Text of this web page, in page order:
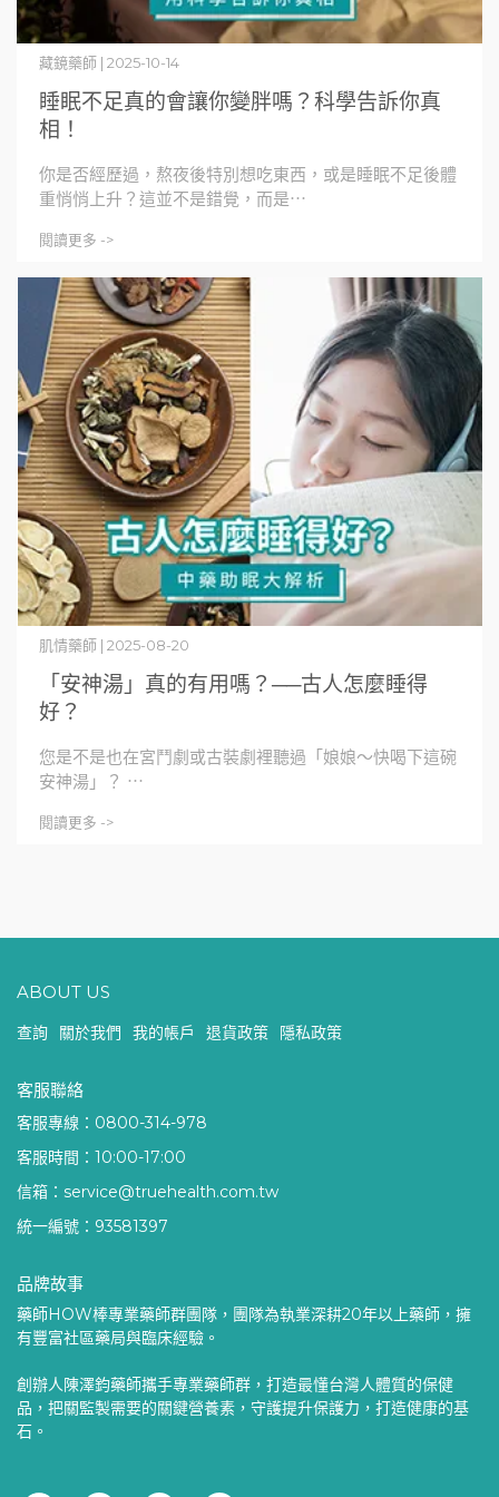
睡眠不足真的會讓你變胖嗎？科學告訴你真
相！
藏鏡藥師 | 2025-10-14
你是否經歷過，熬夜後特別想吃東西，或是睡眠不足後體
重悄悄上升？這並不是錯覺，而是⋯
閱讀更多 ->
「安神湯」真的有用嗎？──古人怎麼睡得
好？
肌情藥師 | 2025-08-20
您是不是也在宮鬥劇或古裝劇裡聽過「娘娘～快喝下這碗
安神湯」？ ⋯
閱讀更多 ->
ABOUT US
查詢 關於我們 我的帳戶 退貨政策 隱私政策
客服聯絡
客服專線：0800-314-978
客服時間：10:00-17:00
信箱：service@truehealth.com.tw
統一編號：93581397
品牌故事
藥師HOW棒專業藥師群團隊，團隊為執業深耕20年以上藥師，擁
有豐富社區藥局與臨床經驗。
創辦人陳澤鈞藥師攜手專業藥師群，打造最懂台灣人體質的保健
品，把關監製需要的關鍵營養素，守護提升保護力，打造健康的基
石。